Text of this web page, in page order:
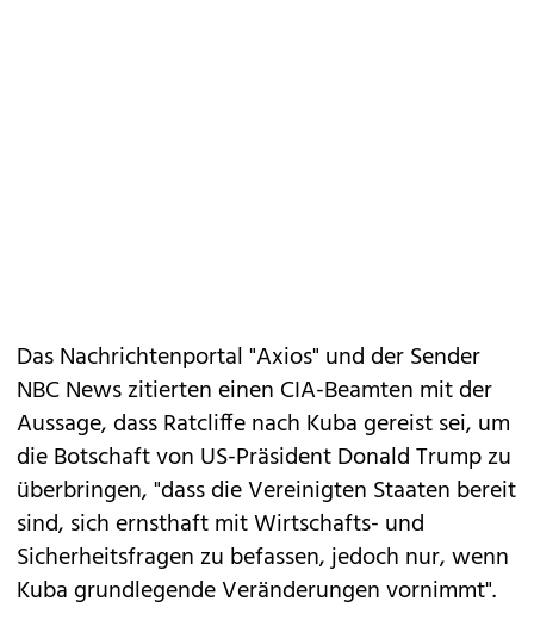
Das Nachrichtenportal "Axios" und der Sender
NBC News zitierten einen CIA-Beamten mit der
Aussage, dass Ratcliffe nach Kuba gereist sei, um
die Botschaft von US-Präsident Donald Trump zu
überbringen, "dass die Vereinigten Staaten bereit
sind, sich ernsthaft mit Wirtschafts- und
Sicherheitsfragen zu befassen, jedoch nur, wenn
Kuba grundlegende Veränderungen vornimmt".